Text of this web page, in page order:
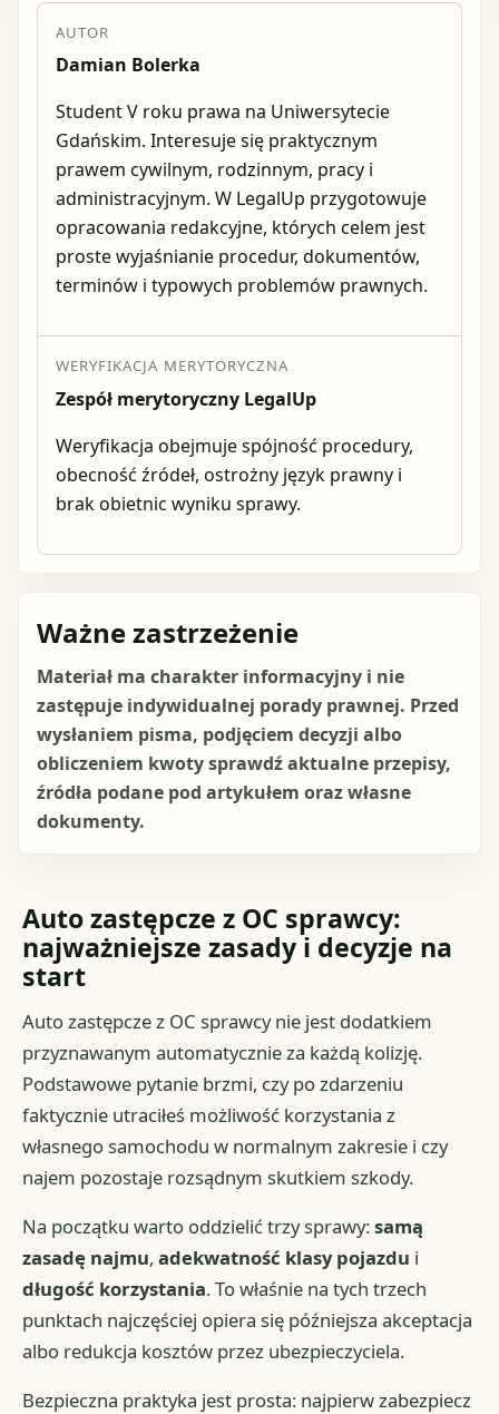
AUTOR
Damian Bolerka
Student V roku prawa na Uniwersytecie
Gdańskim. Interesuje się praktycznym
prawem cywilnym, rodzinnym, pracy i
administracyjnym. W LegalUp przygotowuje
opracowania redakcyjne, których celem jest
proste wyjaśnianie procedur, dokumentów,
terminów i typowych problemów prawnych.
WERYFIKACJA MERYTORYCZNA
Zespół merytoryczny LegalUp
Weryfikacja obejmuje spójność procedury,
obecność źródeł, ostrożny język prawny i
brak obietnic wyniku sprawy.
Ważne zastrzeżenie
Materiał ma charakter informacyjny i nie
zastępuje indywidualnej porady prawnej. Przed
wysłaniem pisma, podjęciem decyzji albo
obliczeniem kwoty sprawdź aktualne przepisy,
źródła podane pod artykułem oraz własne
dokumenty.
Auto zastępcze z OC sprawcy:
najważniejsze zasady i decyzje na
start
Auto zastępcze z OC sprawcy nie jest dodatkiem
przyznawanym automatycznie za każdą kolizję.
Podstawowe pytanie brzmi, czy po zdarzeniu
faktycznie utraciłeś możliwość korzystania z
własnego samochodu w normalnym zakresie i czy
najem pozostaje rozsądnym skutkiem szkody.
Na początku warto oddzielić trzy sprawy:samą
zasadę najmu,adekwatność klasy pojazdu i
długość korzystania. To właśnie na tych trzech
punktach najczęściej opiera się późniejsza akceptacja
albo redukcja kosztów przez ubezpieczyciela.
Bezpieczna praktyka jest prosta: najpierw zabezpiecz